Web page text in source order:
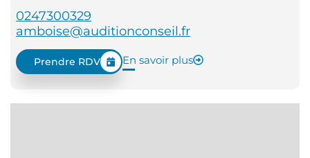
0247300329
amboise@auditionconseil.fr
Prendre RDV En savoir plus